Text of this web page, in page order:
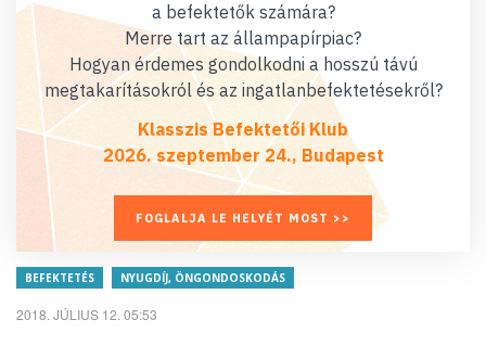
a befektetők számára?
Merre tart az állampapírpiac?
Hogyan érdemes gondolkodni a hosszú távú
megtakarításokról és az ingatlanbefektetésekről?
Klasszis Befektetői Klub
2026. szeptember 24., Budapest
FOGLALJA LE HELYÉT MOST >>
BEFEKTETÉS NYUGDÍJ, ÖNGONDOSKODÁS
2018. JÚLIUS 12. 05:53